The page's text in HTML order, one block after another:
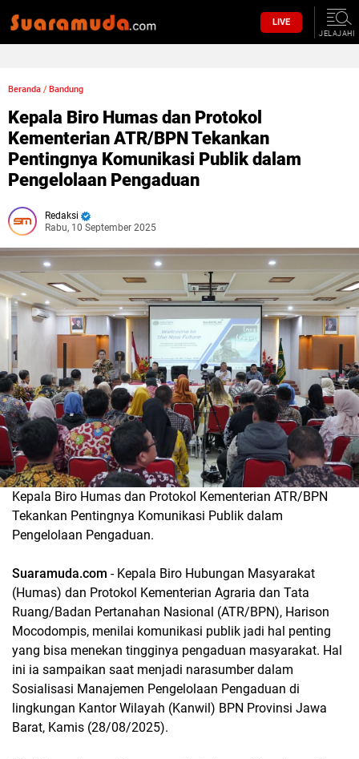
LIVE
JELAJAHI
Beranda / Bandung
Kepala Biro Humas dan Protokol
Kementerian ATR/BPN Tekankan
Pentingnya Komunikasi Publik dalam
Pengelolaan Pengaduan
Redaksi
Rabu, 10 September 2025
Kepala Biro Humas dan Protokol Kementerian ATR/BPN
Tekankan Pentingnya Komunikasi Publik dalam
Pengelolaan Pengaduan.
Suaramuda.com - Kepala Biro Hubungan Masyarakat
(Humas) dan Protokol Kementerian Agraria dan Tata
Ruang/Badan Pertanahan Nasional (ATR/BPN), Harison
Mocodompis, menilai komunikasi publik jadi hal penting
yang bisa menekan tingginya pengaduan masyarakat. Hal
ini ia sampaikan saat menjadi narasumber dalam
Sosialisasi Manajemen Pengelolaan Pengaduan di
lingkungan Kantor Wilayah (Kanwil) BPN Provinsi Jawa
Barat, Kamis (28/08/2025).